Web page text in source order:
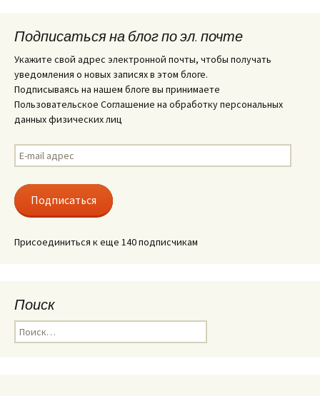
Подписаться на блог по эл. почте
Укажите свой адрес электронной почты, чтобы получать
уведомления о новых записях в этом блоге.
Подписываясь на нашем блоге вы принимаете
Пользовательское Соглашение на обработку персональных
данных физических лиц
E-
mail
Подписаться
Присоединиться к еще 140 подписчикам
Поиск
Найти: